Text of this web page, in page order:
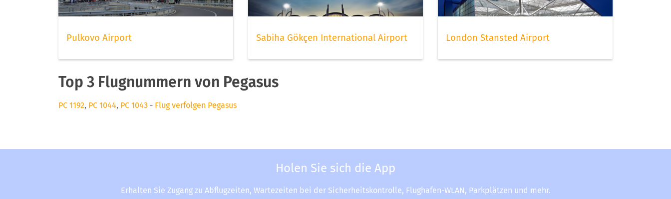
Pulkovo Airport Sabiha Gökçen International Airport London Stansted Airport
Top 3 Flugnummern von Pegasus
PC 1192, PC 1044, PC 1043 - Flug verfolgen Pegasus
Holen Sie sich die App
Erhalten Sie Zugang zu Abflugzeiten, Wartezeiten bei der Sicherheitskontrolle, Flughafen-WLAN, Parkplätzen und mehr.